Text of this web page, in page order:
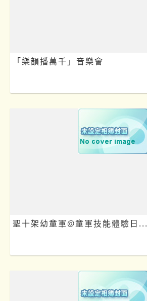
「樂韻播萬千」音樂會
聖十架幼童軍@童軍技能體驗日...